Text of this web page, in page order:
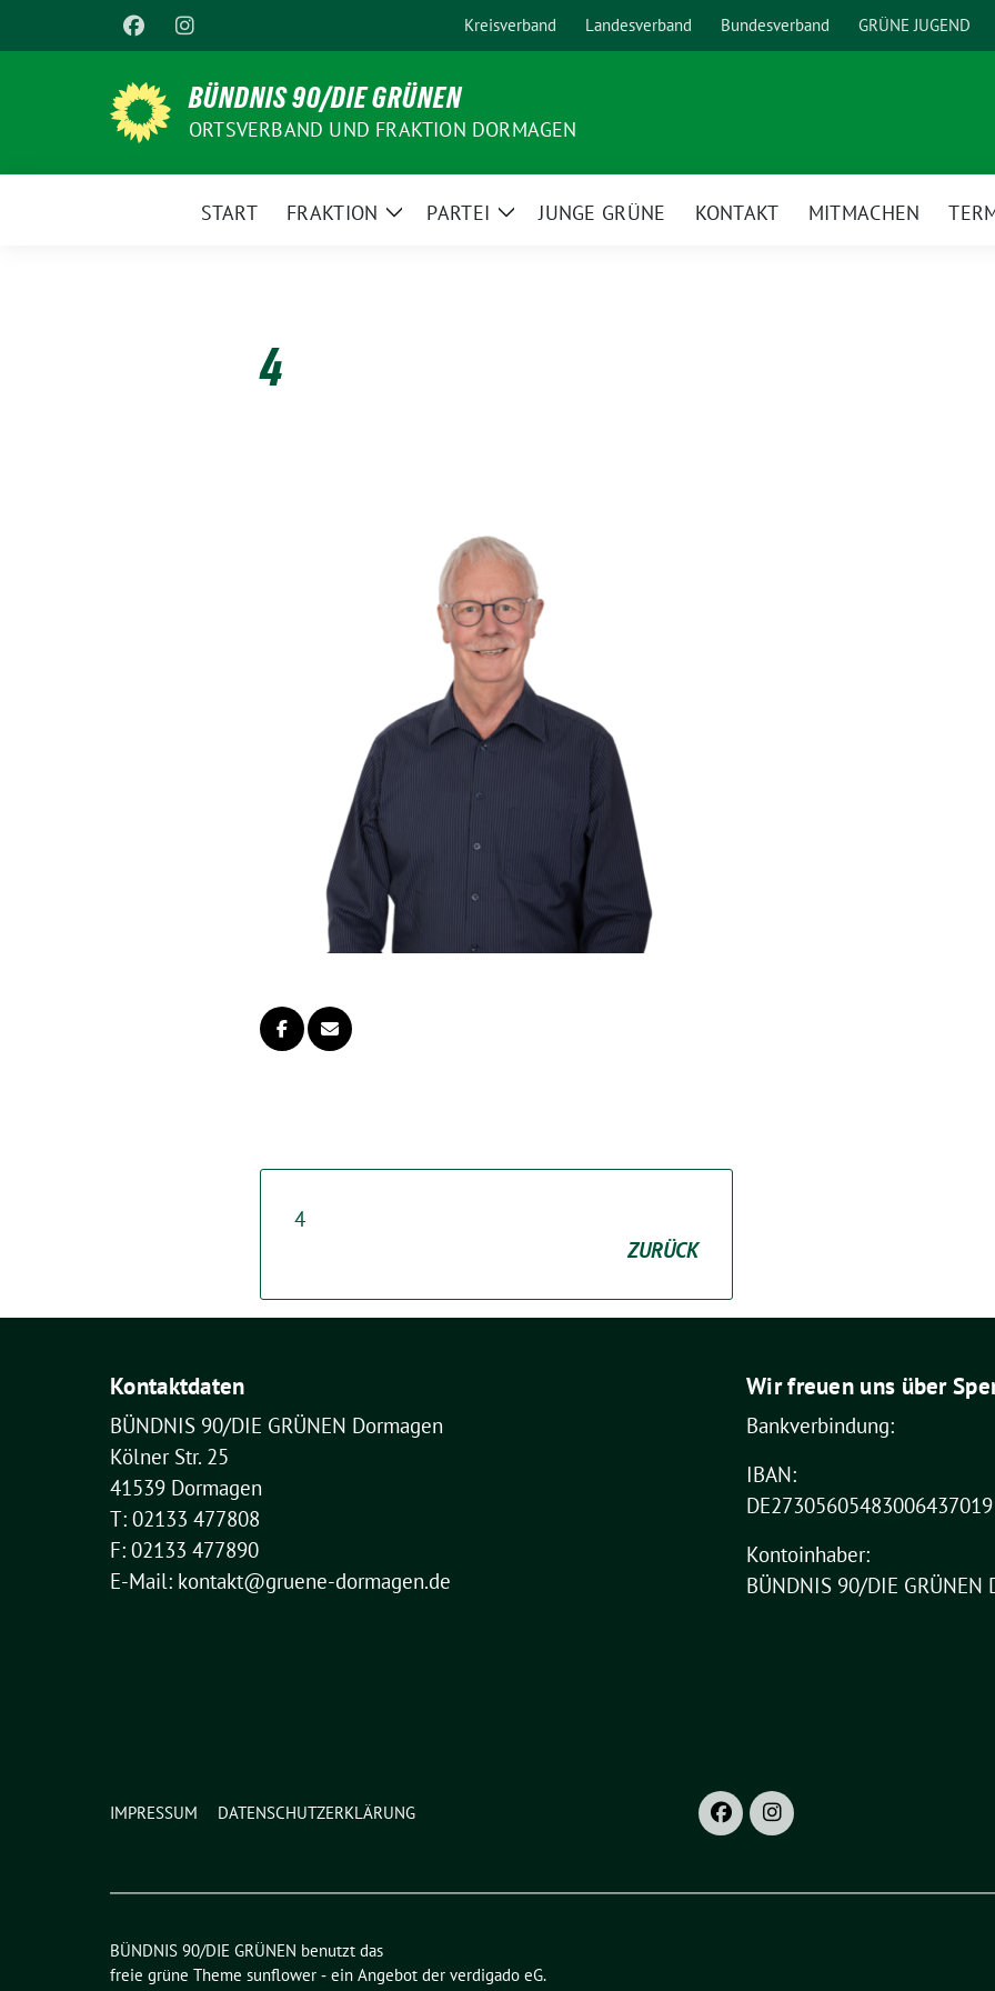
zum
Kreisverband Landesverband Bundesverband GRÜNE JUGEND
BÜNDNIS 90/DIE GRÜNEN
ORTSVERBAND UND FRAKTION DORMAGEN
START FRAKTION
ZeigePARTEI
ZeigeJUNGE GRÜNE KONTAKT MITMACHEN
4
4
ZURÜCK
Kontaktdaten
BÜNDNIS 90/DIE GRÜNEN Dormagen
Kölner Str. 25
41539 Dormagen
T: 02133 477808
F: 02133 477890
E-Mail: kontakt@gruene-dormagen.de
Wir freuen uns über
Bankverbindung:
IBAN:
DE27305605483006437019
Kontoinhaber:
BÜNDNIS 90/DIE GRÜNEN
IMPRESSUM DATENSCHUTZERKLÄRUNG
BÜNDNIS 90/DIE GRÜNEN benutzt das
freie grüne Theme sunflower ‐ ein Angebot der verdigado eG.